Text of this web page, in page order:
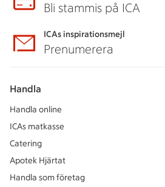
Bli stammis på ICA
ICAs inspirationsmejl
Prenumerera
Handla
Handla online
ICAs matkasse
Catering
Apotek Hjärtat
Handla som företag